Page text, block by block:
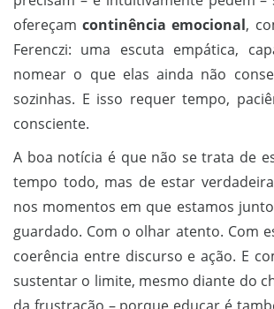
ofereçamcontinência emocional,
Ferenczi: uma escuta empática,
nomear o que elas ainda não
sozinhas. E isso requer tempo,
consciente.
A boa notícia é que não se trata de
tempo todo, mas de estar
nos momentos em que estamos
guardado. Com o olhar atento. Com
coerência entre discurso e ação. E
sustentar o limite, mesmo diante do